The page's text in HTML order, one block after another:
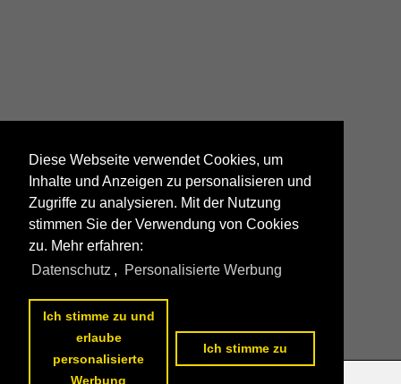
Diese Webseite verwendet Cookies, um
Inhalte und Anzeigen zu personalisieren und
Zugriffe zu analysieren. Mit der Nutzung
stimmen Sie der Verwendung von Cookies
zu. Mehr erfahren:
Datenschutz , Personalisierte Werbung
Ich stimme zu und
erlaube
personalisierte
Werbung
Ich stimme zu